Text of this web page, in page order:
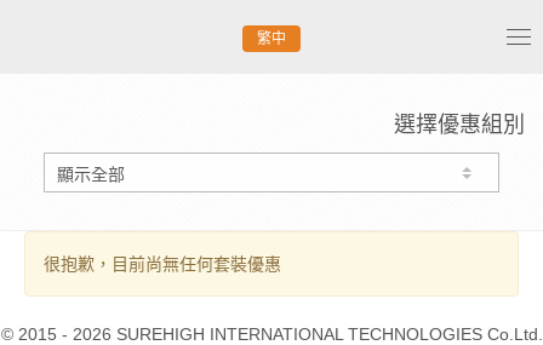
繁中
選擇優惠組別
很抱歉，目前尚無任何套裝優惠
© 2015 - 2026 SUREHIGH INTERNATIONAL TECHNOLOGIES Co.Ltd.